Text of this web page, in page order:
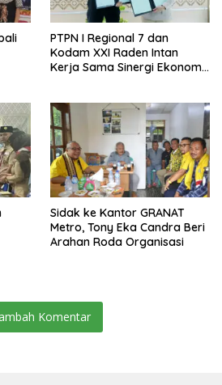
PTPN I Regional 7 dan
Kodam XXI Raden Intan
Kerja Sama Sinergi Ekonomi
‎Sidak ke Kantor GRANAT
Metro, Tony Eka Candra Beri
Arahan Roda Organisasi
Komentar